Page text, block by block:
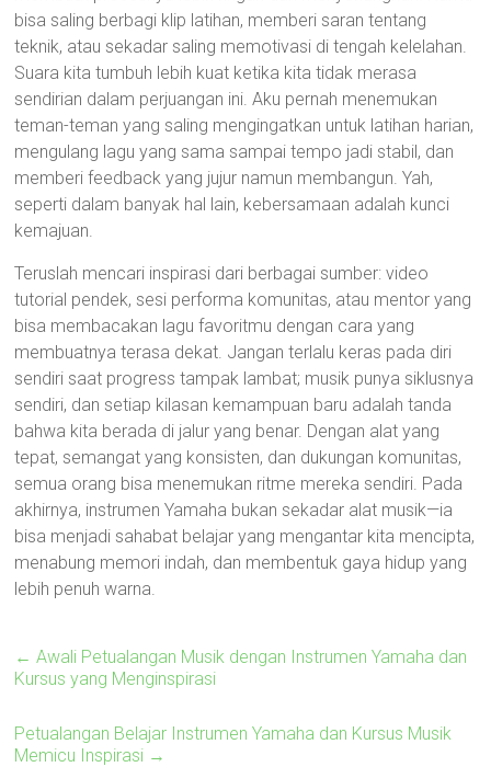
bisa saling berbagi klip latihan, memberi saran tentang
teknik, atau sekadar saling memotivasi di tengah kelelahan.
Suara kita tumbuh lebih kuat ketika kita tidak merasa
sendirian dalam perjuangan ini. Aku pernah menemukan
teman-teman yang saling mengingatkan untuk latihan harian,
mengulang lagu yang sama sampai tempo jadi stabil, dan
memberi feedback yang jujur namun membangun. Yah,
seperti dalam banyak hal lain, kebersamaan adalah kunci
kemajuan.
Teruslah mencari inspirasi dari berbagai sumber: video
tutorial pendek, sesi performa komunitas, atau mentor yang
bisa membacakan lagu favoritmu dengan cara yang
membuatnya terasa dekat. Jangan terlalu keras pada diri
sendiri saat progress tampak lambat; musik punya siklusnya
sendiri, dan setiap kilasan kemampuan baru adalah tanda
bahwa kita berada di jalur yang benar. Dengan alat yang
tepat, semangat yang konsisten, dan dukungan komunitas,
semua orang bisa menemukan ritme mereka sendiri. Pada
akhirnya, instrumen Yamaha bukan sekadar alat musik—ia
bisa menjadi sahabat belajar yang mengantar kita mencipta,
menabung memori indah, dan membentuk gaya hidup yang
lebih penuh warna.
← Awali Petualangan Musik dengan Instrumen Yamaha dan
Kursus yang Menginspirasi
Petualangan Belajar Instrumen Yamaha dan Kursus Musik
Memicu Inspirasi →